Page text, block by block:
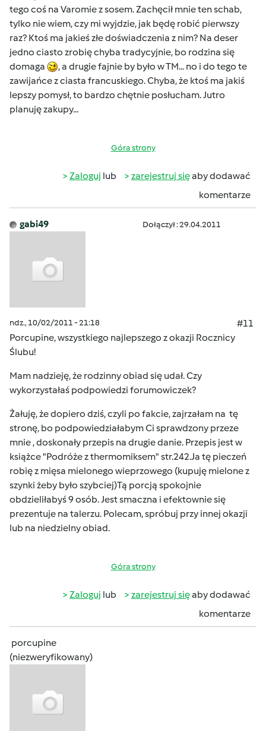
tego coś na Varomie z sosem. Zachęcił mnie ten schab,
tylko nie wiem, czy mi wyjdzie, jak będę robić pierwszy
raz? Ktoś ma jakieś złe doświadczenia z nim? Na deser
jedno ciasto zrobię chyba tradycyjnie, bo rodzina się
domaga
, a drugie fajnie by było w TM... no i do tego te
zawijańce z ciasta francuskiego. Chyba, że ktoś ma jakiś
lepszy pomysł, to bardzo chętnie posłucham. Jutro
planuję zakupy...
Góra strony
Zaloguj lub zarejestruj sięaby dodawać
komentarze
gabi49 Dołączył : 29.04.2011
ndz., 10/02/2011 - 21:18
#11
Porcupine, wszystkiego najlepszego z okazji Rocznicy
Ślubu!
Mam nadzieję, że rodzinny obiad się udał. Czy
wykorzystałaś podpowiedzi forumowiczek?
Żałuję, że dopiero dziś, czyli po fakcie, zajrzałam na tę
stronę, bo podpowiedziałabym Ci sprawdzony przeze
mnie , doskonały przepis na drugie danie. Przepis jest w
książce "Podróże z thermomiksem" str.242.Ja tę pieczeń
robię z mięsa mielonego wieprzowego (kupuję mielone z
szynki żeby było szybciej)Tą porcją spokojnie
obdzieliłabyś 9 osób. Jest smaczna i efektownie się
prezentuje na talerzu. Polecam, spróbuj przy innej okazji
lub na niedzielny obiad.
Góra strony
Zaloguj lub zarejestruj sięaby dodawać
komentarze
porcupine
(niezweryfikowany)